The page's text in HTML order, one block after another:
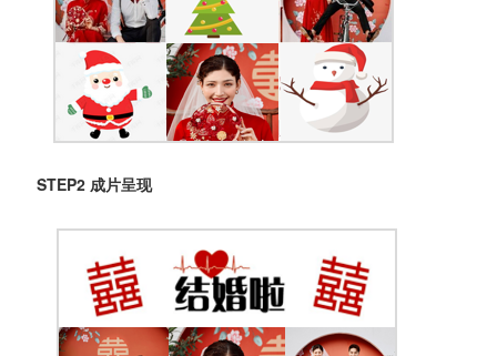
STEP2 成片呈现